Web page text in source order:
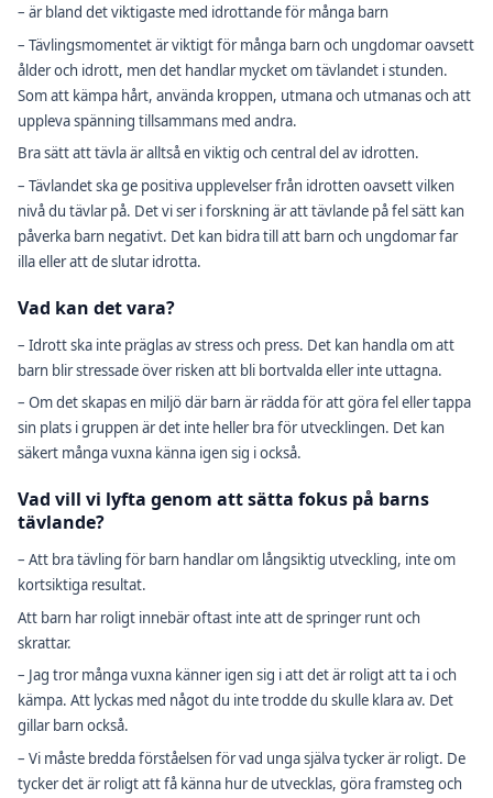
– är bland det viktigaste med idrottande för många barn
– Tävlingsmomentet är viktigt för många barn och ungdomar oavsett
ålder och idrott, men det handlar mycket om tävlandet i stunden.
Som att kämpa hårt, använda kroppen, utmana och utmanas och att
uppleva spänning tillsammans med andra.
Bra sätt att tävla är alltså en viktig och central del av idrotten.
– Tävlandet ska ge positiva upplevelser från idrotten oavsett vilken
nivå du tävlar på. Det vi ser i forskning är att tävlande på fel sätt kan
påverka barn negativt. Det kan bidra till att barn och ungdomar far
illa eller att de slutar idrotta.
Vad kan det vara?
– Idrott ska inte präglas av stress och press. Det kan handla om att
barn blir stressade över risken att bli bortvalda eller inte uttagna.
– Om det skapas en miljö där barn är rädda för att göra fel eller tappa
sin plats i gruppen är det inte heller bra för utvecklingen. Det kan
säkert många vuxna känna igen sig i också.
Vad vill vi lyfta genom att sätta fokus på barns
tävlande?
– Att bra tävling för barn handlar om långsiktig utveckling, inte om
kortsiktiga resultat.
Att barn har roligt innebär oftast inte att de springer runt och
skrattar.
– Jag tror många vuxna känner igen sig i att det är roligt att ta i och
kämpa. Att lyckas med något du inte trodde du skulle klara av. Det
gillar barn också.
– Vi måste bredda förståelsen för vad unga själva tycker är roligt. De
tycker det är roligt att få känna hur de utvecklas, göra framsteg och